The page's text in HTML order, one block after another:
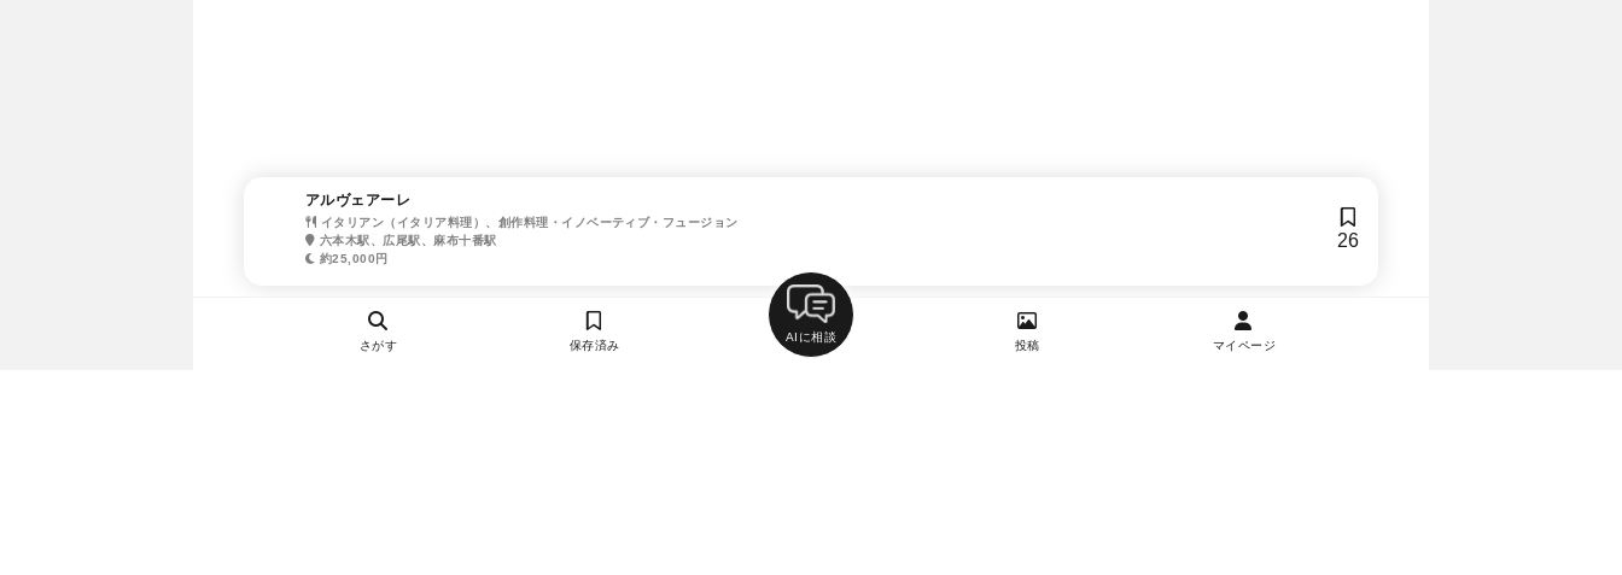
アルヴェアーレ
イタリアン（イタリア料理）、創作料理・イノベーティブ・フュージョン
六本木駅、広尾駅、麻布十番駅
約25,000円
26
さがす 保存済み
AIに相談
投稿 マイページ